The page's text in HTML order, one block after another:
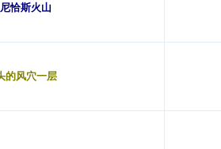
恰斯火山
的风穴一层